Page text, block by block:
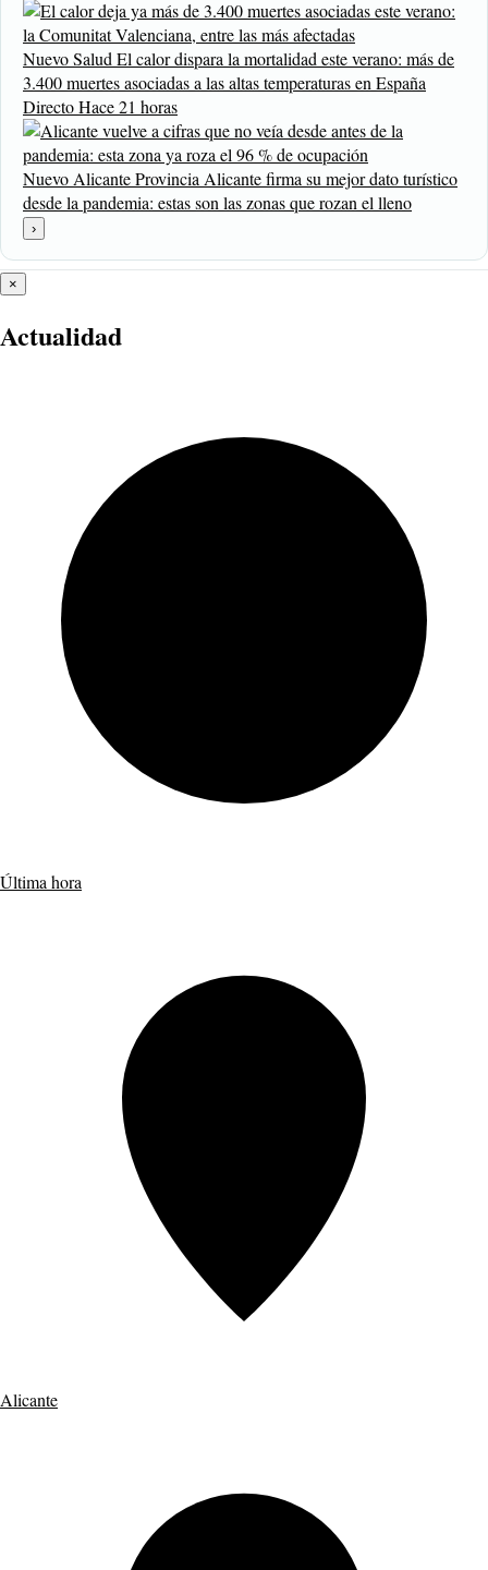
NuevoSaludEl calor dispara la mortalidad este verano: más de
3.400 muertes asociadas a las altas temperaturas en España
DirectoHace 21 horas
NuevoAlicante ProvinciaAlicante firma su mejor dato turístico
desde la pandemia: estas son las zonas que rozan el lleno
›
×
Actualidad
Última hora
Alicante